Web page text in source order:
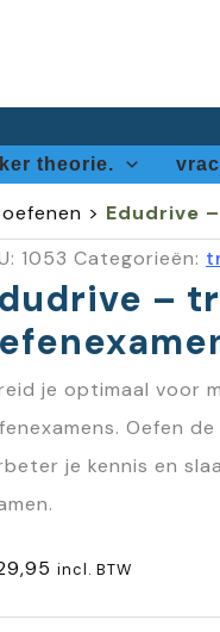
theorie.
> Edudrive
1053 Categorieën:
–
je optimaal voor
Oefen
je kennis en
incl. BTW